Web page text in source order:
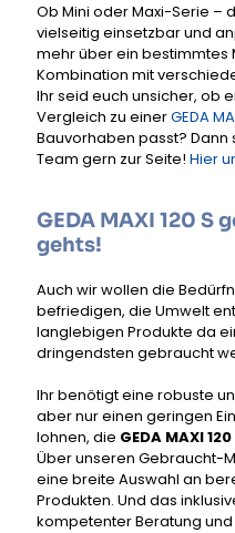
Ob Mini oder Maxi-Serie –
vielseitig einsetzbar und
mehr über ein bestimmtes
Kombination mit
Ihr seid euch unsicher, ob
Vergleich zu einerGEDA
Bauvorhaben passt? Dann
Team gern zur Seite! Hier
GEDA MAXI 120 S
gehts!
Auch wir wollen die
befriedigen, die Umwelt
langlebigen Produkte da
dringendsten gebraucht
Ihr benötigt eine robuste
aber nur einen geringen
lohnen, die GEDA MAXI
Über unseren Gebraucht-
eine breite Auswahl an
Produkten. Und das
kompetenter Beratung